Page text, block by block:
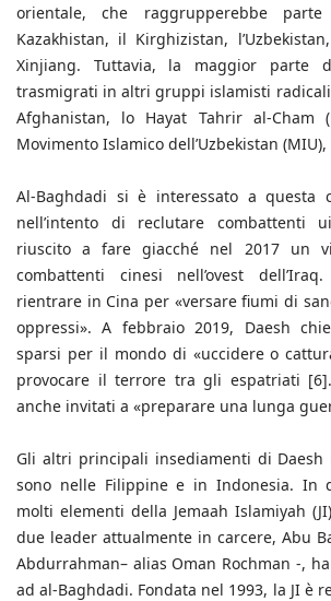
orientale, che raggrupperebbe
Kazakhistan, il Kirghizistan,
Xinjiang. Tuttavia, la maggior parte
trasmigrati in altri gruppi islamisti
Afghanistan, lo Hayat Tahrir al-
Movimento Islamico dell’Uzbekistan
Al-Baghdadi si è interessato a questa
nell’intento di reclutare combattenti
riuscito a fare giacché nel 2017 un
combattenti cinesi nell’ovest
rientrare in Cina per «versare fiumi di
oppressi». A febbraio 2019, Daesh
sparsi per il mondo di «uccidere o
provocare il terrore tra gli espatriati
anche invitati a «preparare una lunga
Gli altri principali insediamenti di Daesh
sono nelle Filippine e in Indonesia. In
molti elementi della Jemaah Islamiyah
due leader attualmente in carcere, Abu
Abdurrahman– alias Oman Rochman -,
ad al-Baghdadi. Fondata nel 1993, la JI è